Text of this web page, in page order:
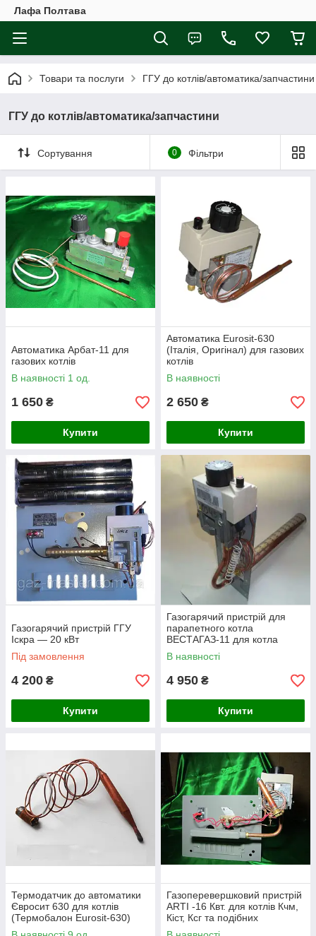
Лафа Полтава
Товари та послуги ГГУ до котлів/автоматика/запчастини
ГГУ до котлів/автоматика/запчастини
Сортування 0 Фільтри
Автоматика Арбат-11 для
газових котлів
В наявності 1 од.
1 650 ₴
Купити
Автоматика Eurosit-630
(Італія, Оригінал) для газових
котлів
В наявності
2 650 ₴
Купити
Газогарячий пристрій ГГУ
Іскра — 20 кВт
Під замовлення
4 200 ₴
Купити
Газогарячий пристрій для
парапетного котла
ВЕСТАГАЗ-11 для котла
ТЕРМО
В наявності
4 950 ₴
Купити
Термодатчик до автоматики
Євросит 630 для котлів
(Термобалон Eurosit-630)
Газоперевершковий пристрій
ARTI -16 Квт. для котлів Кчм,
Кіст, Ксг та подібних
(Артемівське)